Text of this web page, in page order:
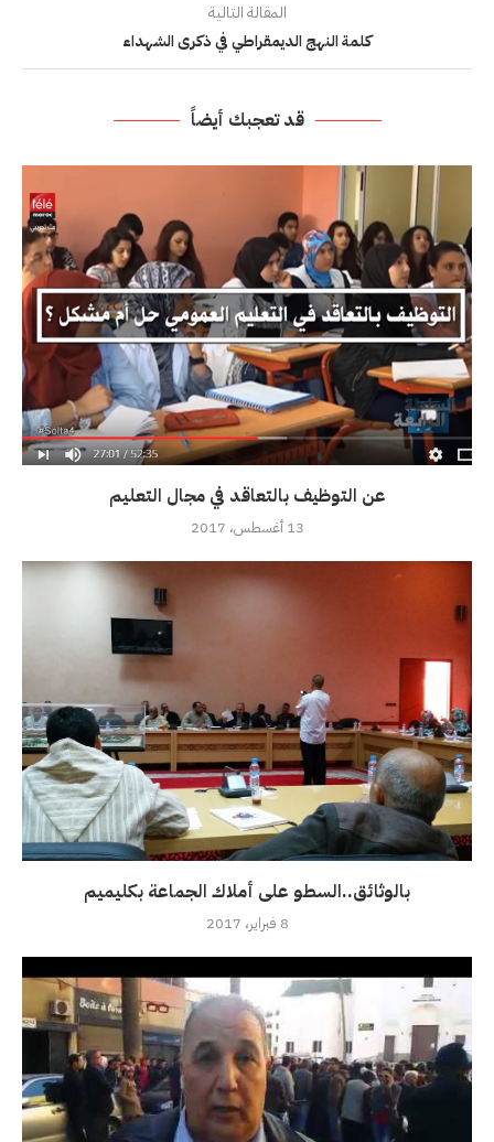
المقالة التالية
كلمة النهج الديمقراطي في ذكرى الشهداء
قد تعجبك أيضاً
عن التوظيف بالتعاقد في مجال التعليم
13 أغسطس، 2017
بالوثائق..السطو على أملاك الجماعة بكليميم
8 فبراير، 2017